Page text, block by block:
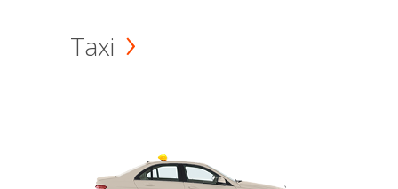
Taxi